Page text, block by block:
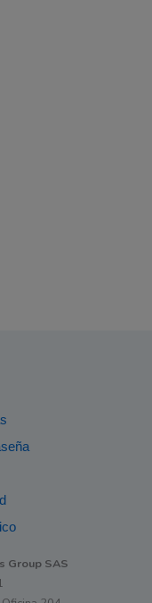
Group SAS